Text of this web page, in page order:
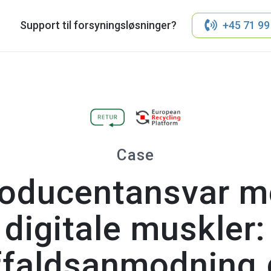
Support til forsyningsløsninger? +45 71
Case
digitale muskler: